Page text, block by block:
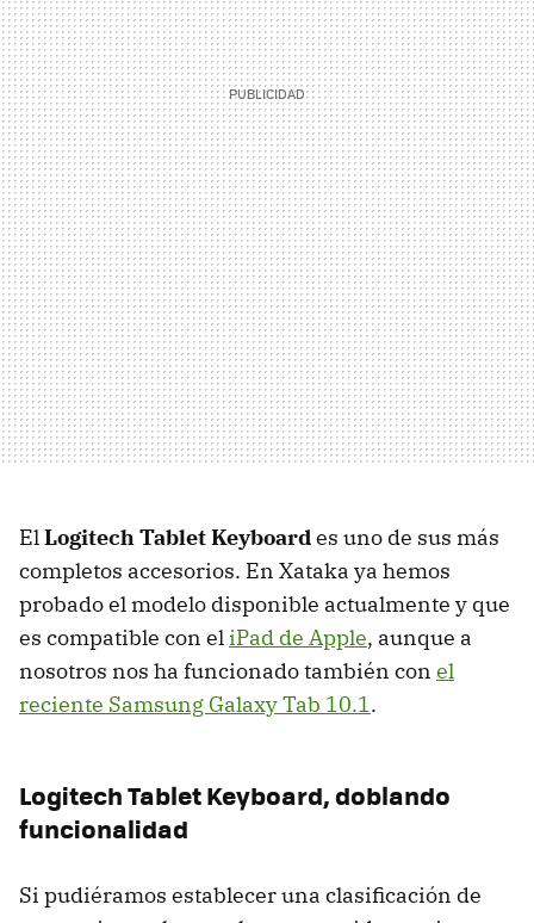
ElLogitech Tablet Keyboardes uno de sus más
completos accesorios. En Xataka ya hemos
probado el modelo disponible actualmente y que
es compatible con eliPad de Apple, aunque a
nosotros nos ha funcionado también con el
reciente Samsung Galaxy Tab 10.1.
Logitech Tablet Keyboard, doblando
funcionalidad
Si pudiéramos establecer una clasificación de